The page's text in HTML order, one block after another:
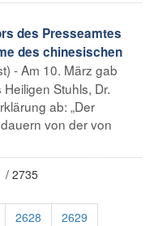
des Presseamtes
des chinesischen
- Am 10. März gab
Stuhls, Dr.
ab: „Der
von der von
/ 2735
2628
2629